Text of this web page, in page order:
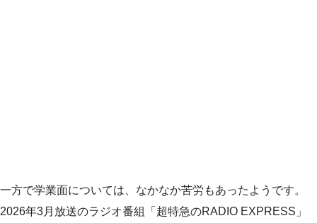
一方で学業面については、なかなか苦労もあったようです。
2026年3月放送のラジオ番組「超特急のRADIO EXPRESS」